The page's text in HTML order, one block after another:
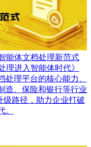
能体文档处理新范式
理进入智能体时代》
理平台的核心能力、
造、保险和银行等行业
级路径，助力企业打破
。